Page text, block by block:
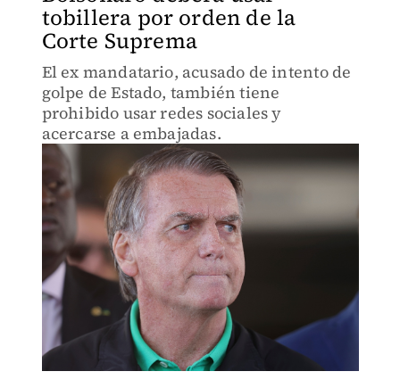
tobillera por orden de la
Corte Suprema
El ex mandatario, acusado de intento de
golpe de Estado, también tiene
prohibido usar redes sociales y
acercarse a embajadas.